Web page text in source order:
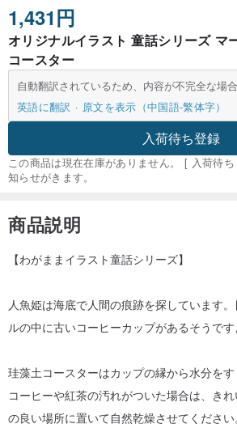
1,431円
オリジナルイラスト 童話シリーズ マ
コースター
自動翻訳されているため、内容が不完全な場合
英語に翻訳
原文を表示（中国語-繁体字）
入荷待ち登録
この商品は現在在庫がありません。 [ 入荷待
知らせがきます。
商品説明
【わがままイラスト童話シリーズ】
人魚姫は海底で人間の痕跡を探しています
ルの中に古いコーヒーカップがあるそうです
珪藻土コースターはカップの縁から水分をす
コーヒーや紅茶の汚れがついた場合は、き
の良い場所に置いて自然乾燥させてください